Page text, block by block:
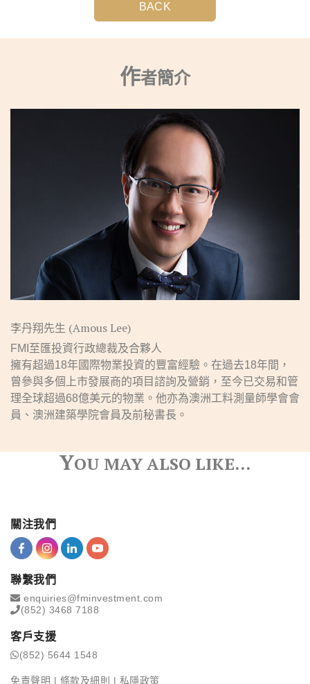
BACK
作者簡介
李丹翔先生 (Amous Lee)
FMI至匯投資行政總裁及合夥人
擁有超過18年國際物業投資的豐富經驗。在過去18年間，
曾參與多個上市發展商的項目諮詢及營銷，至今已交易和管
理全球超過68億美元的物業。他亦為澳洲工料測量師學會會
員、澳洲建築學院會員及前秘書長。
YOU MAY ALSO LIKE…
關注我們
聯繫我們
enquiries@fminvestment.com
(852) 3468 7188
客戶支援
(852) 5644 1548
免責聲明 | 條款及細則 | 私隱政策